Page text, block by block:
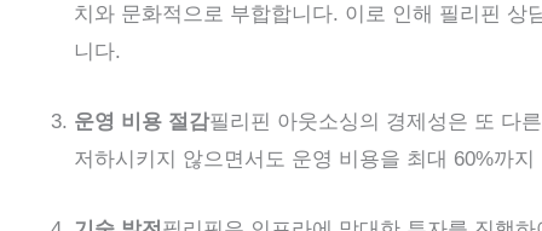
치와 문화적으로 부합합니다. 이로 인해 필리핀
니다.
운영 비용 절감필리핀 아웃소싱의 경제성은 또 다
저하시키지 않으면서도 운영 비용을 최대 60%까